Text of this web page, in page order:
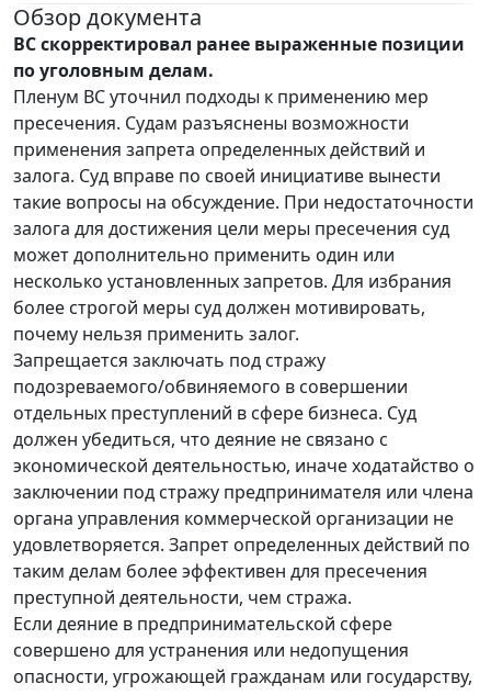
Обзор документа
ВС скорректировал ранее выраженные позиции
по уголовным делам.
Пленум ВС уточнил подходы к применению мер
пресечения. Судам разъяснены возможности
применения запрета определенных действий и
залога. Суд вправе по своей инициативе вынести
такие вопросы на обсуждение. При недостаточности
залога для достижения цели меры пресечения суд
может дополнительно применить один или
несколько установленных запретов. Для избрания
более строгой меры суд должен мотивировать,
почему нельзя применить залог.
Запрещается заключать под стражу
подозреваемого/обвиняемого в совершении
отдельных преступлений в сфере бизнеса. Суд
должен убедиться, что деяние не связано с
экономической деятельностью, иначе ходатайство о
заключении под стражу предпринимателя или члена
органа управления коммерческой организации не
удовлетворяется. Запрет определенных действий по
таким делам более эффективен для пресечения
преступной деятельности, чем стража.
Если деяние в предпринимательской сфере
совершено для устранения или недопущения
опасности, угрожающей гражданам или государству,